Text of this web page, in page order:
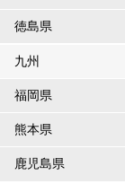
徳島県
九州
福岡県
熊本県
鹿児島県